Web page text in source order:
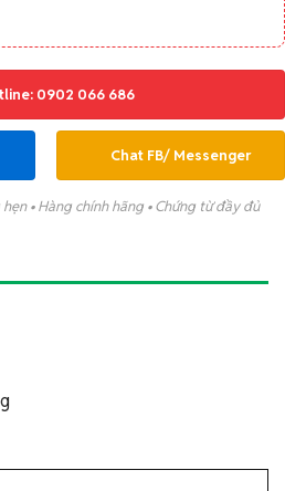
0902 066 686
Chat FB/ Messenger
• Hàng chính hãng • Chứng từ đầy đủ